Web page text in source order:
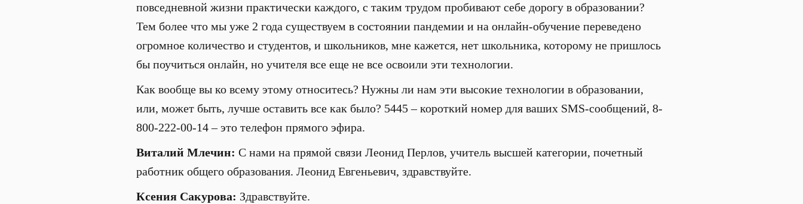
повседневной жизни практически каждого, с таким трудом пробивают себе дорогу в образовании?
Тем более что мы уже 2 года существуем в состоянии пандемии и на онлайн-обучение переведено
огромное количество и студентов, и школьников, мне кажется, нет школьника, которому не пришлось
бы поучиться онлайн, но учителя все еще не все освоили эти технологии.
Как вообще вы ко всему этому относитесь? Нужны ли нам эти высокие технологии в образовании,
или, может быть, лучше оставить все как было? 5445 – короткий номер для ваших SMS-сообщений, 8-
800-222-00-14 – это телефон прямого эфира.
Виталий Млечин: С нами на прямой связи Леонид Перлов, учитель высшей категории, почетный
работник общего образования. Леонид Евгеньевич, здравствуйте.
Ксения Сакурова: Здравствуйте.